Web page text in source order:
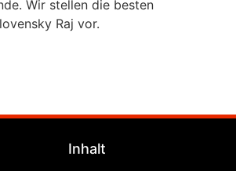
Wir stellen die besten
Raj vor.
Inhalt